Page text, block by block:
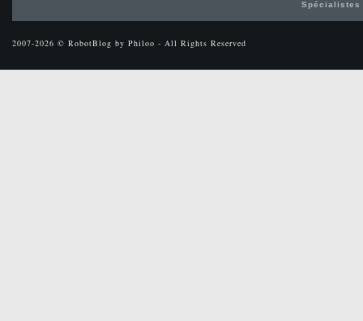
Spécialistes
2007-2026 © RobotBlog by Philoo - All Rights Reserved